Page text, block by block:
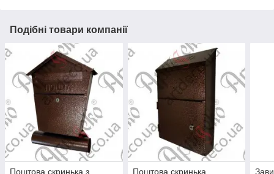
Подібні товари компанії
Поштова скринька з
Поштова скринька